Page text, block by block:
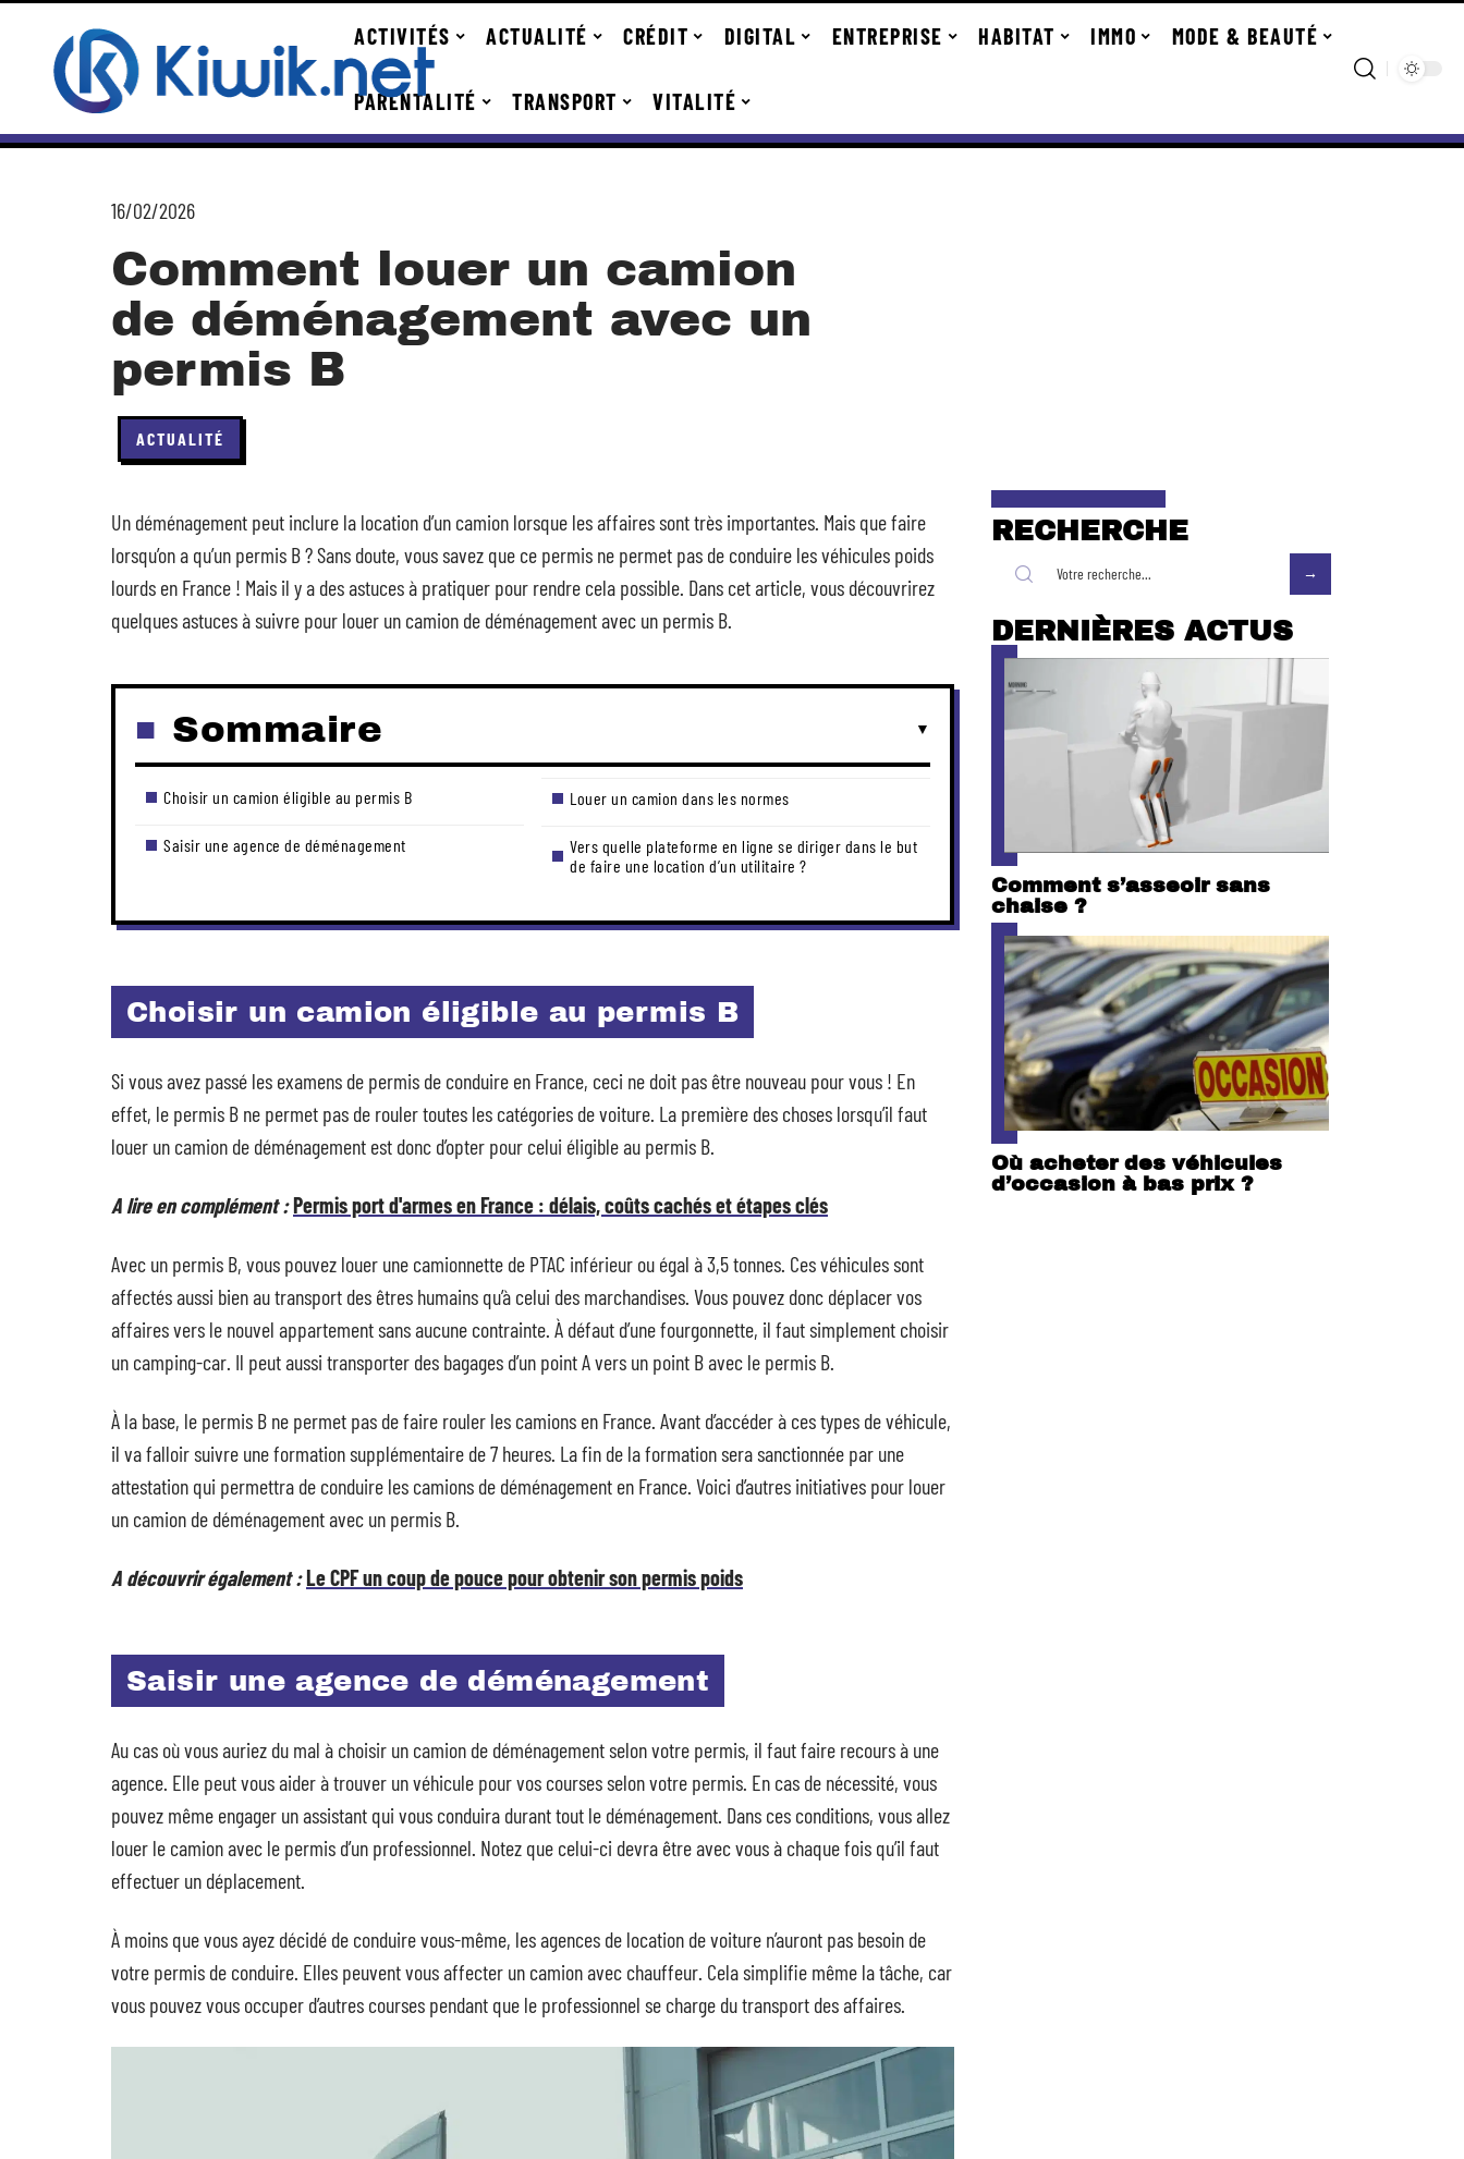
ACTIVITÉS ACTUALITÉ CRÉDIT DIGITAL ENTREPRISE HABITAT IMMO MODE & BEAUTÉ
PARENTALITÉ TRANSPORT VITALITÉ
16/02/2026
Comment louer un camion
de déménagement avec un
permis B
ACTUALITÉ
Un déménagement peut inclure la location d’un camion lorsque les affaires sont très importantes. Mais que faire
lorsqu’on a qu’un permis B ? Sans doute, vous savez que ce permis ne permet pas de conduire les véhicules poids
lourds en France ! Mais il y a des astuces à pratiquer pour rendre cela possible. Dans cet article, vous découvrirez
quelques astuces à suivre pour louer un camion de déménagement avec un permis B.
Sommaire
Choisir un camion éligible au permis B
Saisir une agence de déménagement
Louer un camion dans les normes
Vers quelle plateforme en ligne se diriger dans le but
de faire une location d’un utilitaire ?
Choisir un camion éligible au permis B
Si vous avez passé les examens de permis de conduire en France, ceci ne doit pas être nouveau pour vous ! En
effet, le permis B ne permet pas de rouler toutes les catégories de voiture. La première des choses lorsqu’il faut
louer un camion de déménagement est donc d’opter pour celui éligible au permis B.
A lire en complément :Permis port d'armes en France : délais, coûts cachés et étapes clés
Avec un permis B, vous pouvez louer une camionnette de PTAC inférieur ou égal à 3,5 tonnes. Ces véhicules sont
affectés aussi bien au transport des êtres humains qu’à celui des marchandises. Vous pouvez donc déplacer vos
affaires vers le nouvel appartement sans aucune contrainte. À défaut d’une fourgonnette, il faut simplement choisir
un camping-car. Il peut aussi transporter des bagages d’un point A vers un point B avec le permis B.
À la base, le permis B ne permet pas de faire rouler les camions en France. Avant d’accéder à ces types de véhicule,
il va falloir suivre une formation supplémentaire de 7 heures. La fin de la formation sera sanctionnée par une
attestation qui permettra de conduire les camions de déménagement en France. Voici d’autres initiatives pour louer
un camion de déménagement avec un permis B.
A découvrir également :Le CPF un coup de pouce pour obtenir son permis poids
Saisir une agence de déménagement
Au cas où vous auriez du mal à choisir un camion de déménagement selon votre permis, il faut faire recours à une
agence. Elle peut vous aider à trouver un véhicule pour vos courses selon votre permis. En cas de nécessité, vous
pouvez même engager un assistant qui vous conduira durant tout le déménagement. Dans ces conditions, vous allez
louer le camion avec le permis d’un professionnel. Notez que celui-ci devra être avec vous à chaque fois qu’il faut
effectuer un déplacement.
À moins que vous ayez décidé de conduire vous-même, les agences de location de voiture n’auront pas besoin de
votre permis de conduire. Elles peuvent vous affecter un camion avec chauffeur. Cela simplifie même la tâche, car
vous pouvez vous occuper d’autres courses pendant que le professionnel se charge du transport des affaires.
RECHERCHE
DERNIÈRES ACTUS
Comment s’asseoir sans
chaise ?
Où acheter des véhicules
d’occasion à bas prix ?